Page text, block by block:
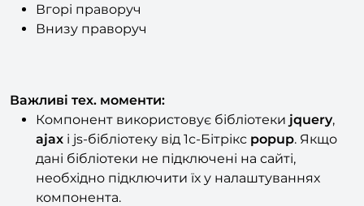
Вгорі праворуч
Внизу праворуч
Важливі тех. моменти:
Компонент використовує бібліотеки jquery,
ajax і js-бібліотеку від 1с-Бітрікс popup. Якщо
дані бібліотеки не підключені на сайті,
необхідно підключити їх у налаштуваннях
компонента.